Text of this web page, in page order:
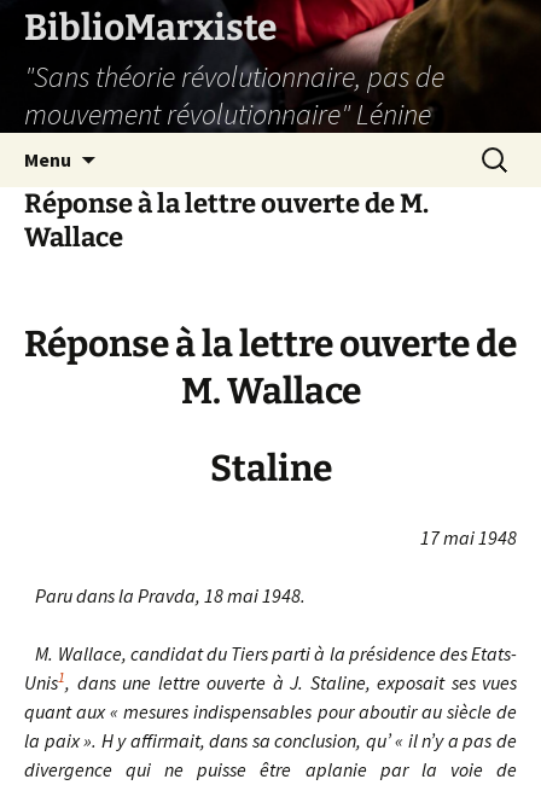
Aller
contenu
BiblioMarxiste
"Sans théorie révolutionnaire, pas de
mouvement révolutionnaire" Lénine
Menu
Réponse à la lettre ouverte de M.
Wallace
Réponse à la lettre ouverte de
M. Wallace
Staline
17 mai 1948
Paru dans la Pravda, 18 mai 1948.
M. Wallace, candidat du Tiers parti à la présidence des Etats-
Unis1, dans une lettre ouverte à J. Staline, exposait ses vues
quant aux « mesures indispensables pour aboutir au siècle de
la paix ». H y affirmait, dans sa conclusion, qu’ « il n’y a pas de
divergence qui ne puisse être aplanie par la voie de